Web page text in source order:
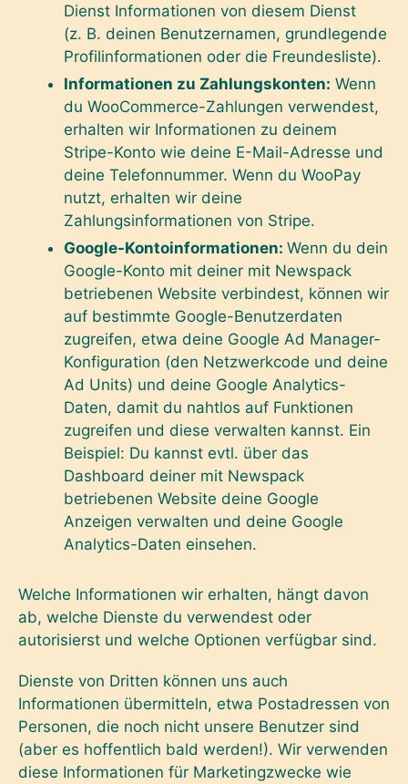
Dienst Informationen von diesem Dienst
(z. B. deinen Benutzernamen, grundlegende
Profilinformationen oder die Freundesliste).
Informationen zu Zahlungskonten: Wenn
du WooCommerce-Zahlungen verwendest,
erhalten wir Informationen zu deinem
Stripe-Konto wie deine E-Mail-Adresse und
deine Telefonnummer. Wenn du WooPay
nutzt, erhalten wir deine
Zahlungsinformationen von Stripe.
Google-Kontoinformationen: Wenn du dein
Google-Konto mit deiner mit Newspack
betriebenen Website verbindest, können wir
auf bestimmte Google-Benutzerdaten
zugreifen, etwa deine Google Ad Manager-
Konfiguration (den Netzwerkcode und deine
Ad Units) und deine Google Analytics-
Daten, damit du nahtlos auf Funktionen
zugreifen und diese verwalten kannst. Ein
Beispiel: Du kannst evtl. über das
Dashboard deiner mit Newspack
betriebenen Website deine Google
Anzeigen verwalten und deine Google
Analytics-Daten einsehen.
Welche Informationen wir erhalten, hängt davon
ab, welche Dienste du verwendest oder
autorisierst und welche Optionen verfügbar sind.
Dienste von Dritten können uns auch
Informationen übermitteln, etwa Postadressen von
Personen, die noch nicht unsere Benutzer sind
(aber es hoffentlich bald werden!). Wir verwenden
diese Informationen für Marketingzwecke wie